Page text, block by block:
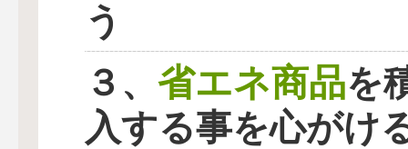
う
３、 省エネ商品を
入する事を心がけ